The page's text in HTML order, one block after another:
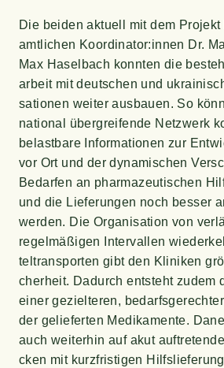
Die bei­den aktu­ell mit dem
amt­li­chen Koordinator:innen Dr.
Max Hasel­bach konn­ten die
ar­beit mit deut­schen und
sa­tio­nen wei­ter aus­bau­en. So
na­tio­nal über­grei­fen­de Netz­werk
belast­ba­re Infor­ma­tio­nen zur
vor Ort und der dyna­mi­schen
Bedar­fen an phar­ma­zeu­ti­schen
und die Lie­fe­run­gen noch bes­ser
wer­den. Die Orga­ni­sa­ti­on von
regel­mä­ßi­gen Inter­val­len
tel­trans­por­ten gibt den Kli­ni­ken
cher­heit. Dadurch ent­steht zudem
einer geziel­te­ren,
der gelie­fer­ten Medi­ka­men­te.
auch wei­ter­hin auf akut
cken mit kurz­fris­ti­gen